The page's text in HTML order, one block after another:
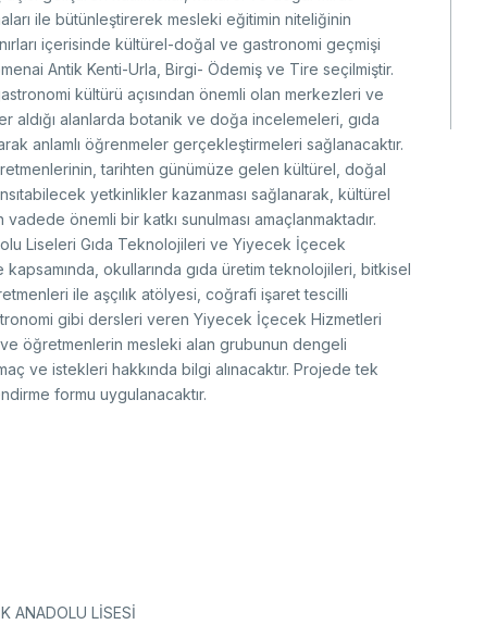
BTY Kılavuzları
BTYK (Mülga)
Arşiv
Ödül Alanlar
Yapay Zekâ Politikası
Üretken Yapay Zekâ Rehberi
Analiz Laboratuvarı
Ağ ve Bilgi Merkezi
ile bütünleştirerek mesleki eğitimin niteliğinin
içerisinde kültürel-doğal ve gastronomi geçmişi
Antik Kenti-Urla, Birgi- Ödemiş ve Tire seçilmiştir.
kültürü açısından önemli olan merkezleri ve
alanlarda botanik ve doğa incelemeleri, gıda
anlamlı öğrenmeler gerçekleştirmeleri sağlanacaktır.
tarihten günümüze gelen kültürel, doğal
yetkinlikler kazanması sağlanarak, kültürel
önemli bir katkı sunulması amaçlanmaktadır.
Liseleri Gıda Teknolojileri ve Yiyecek İçecek
okullarında gıda üretim teknolojileri, bitkisel
ile aşçılık atölyesi, coğrafi işaret tescilli
gibi dersleri veren Yiyecek İçecek Hizmetleri
öğretmenlerin mesleki alan grubunun dengeli
ve istekleri hakkında bilgi alınacaktır. Projede tek
formu uygulanacaktır.
ANADOLU LİSESİ